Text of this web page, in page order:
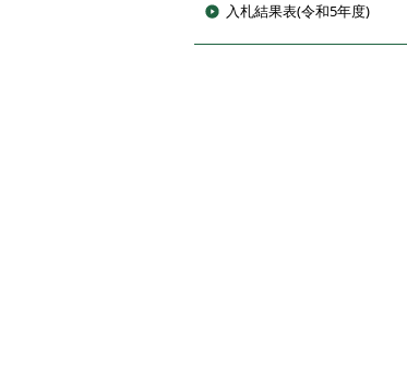
入札結果表(令和5年度)